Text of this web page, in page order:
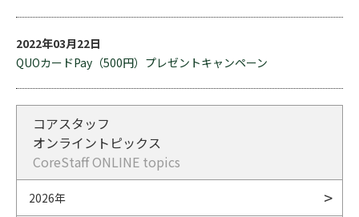
2022年03月22日
QUOカードPay（500円）プレゼントキャンペーン
コアスタッフ
オンライントピックス
CoreStaff ONLINE topics
2026年